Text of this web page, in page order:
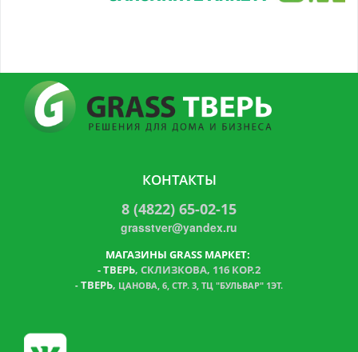
КОНТАКТЫ
8 (4822) 65-02-15
grasstver@yandex.ru
МАГАЗИНЫ GRASS МАРКЕТ:
-ТВЕРЬ, СКЛИЗКОВА, 116 КОР.2
- ТВЕРЬ, ЦАНОВА, 6, СТР. 3, ТЦ "БУЛЬВАР" 1ЭТ.